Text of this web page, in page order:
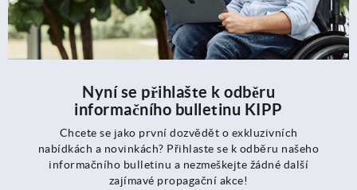
Nyní se přihlašte k odběru
informačního bulletinu KIPP
Chcete se jako první dozvědět o exkluzivních
nabídkách a novinkách? Přihlaste se k odběru našeho
informačního bulletinu a nezmeškejte žádné další
zajímavé propagační akce!